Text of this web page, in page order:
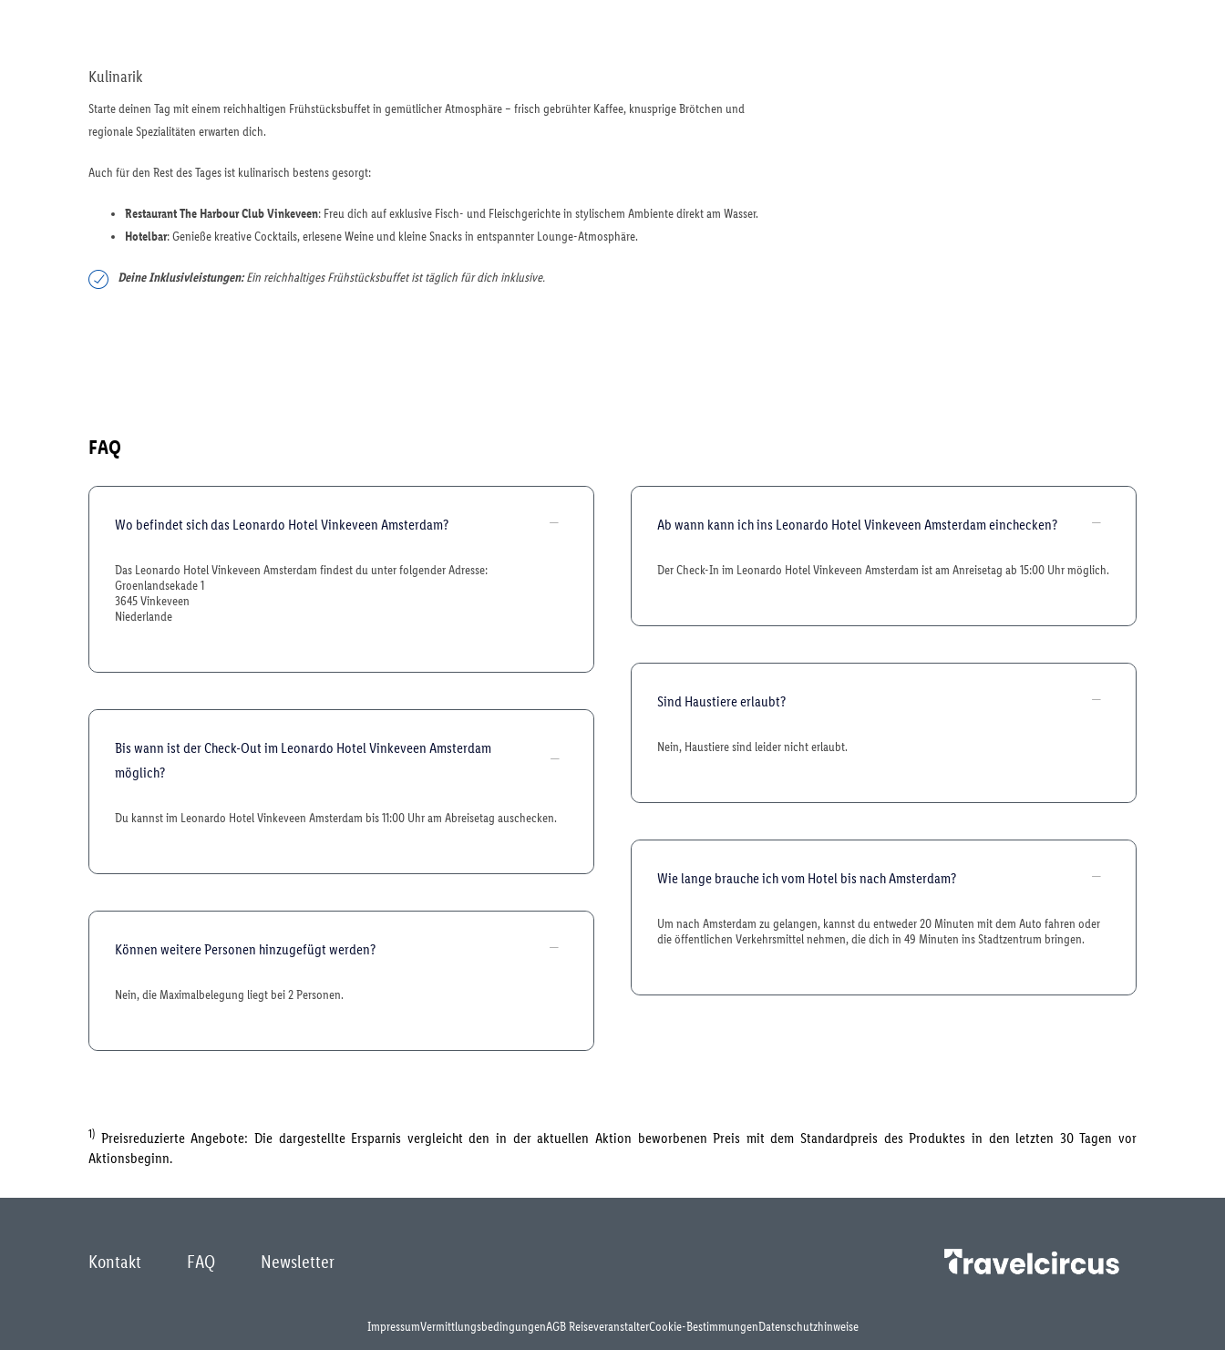
Kulinarik
Starte deinen Tag mit einem reichhaltigen Frühstücksbuffet in gemütlicher Atmosphäre – frisch gebrühter Kaffee, knusprige Brötchen und
regionale Spezialitäten erwarten dich.
Auch für den Rest des Tages ist kulinarisch bestens gesorgt:
Restaurant The Harbour Club Vinkeveen: Freu dich auf exklusive Fisch- und Fleischgerichte in stylischem Ambiente direkt am Wasser.
Hotelbar: Genieße kreative Cocktails, erlesene Weine und kleine Snacks in entspannter Lounge-Atmosphäre.
Deine Inklusivleistungen:Ein reichhaltiges Frühstücksbuffet ist täglich für dich inklusive.
FAQ
Wo befindet sich das Leonardo Hotel Vinkeveen Amsterdam?
Das Leonardo Hotel Vinkeveen Amsterdam findest du unter folgender Adresse:
Groenlandsekade 1
3645 Vinkeveen
Niederlande
Bis wann ist der Check-Out im Leonardo Hotel Vinkeveen Amsterdam
möglich?
Du kannst im Leonardo Hotel Vinkeveen Amsterdam bis 11:00 Uhr am Abreisetag auschecken.
Können weitere Personen hinzugefügt werden?
Nein, die Maximalbelegung liegt bei 2 Personen.
Ab wann kann ich ins Leonardo Hotel Vinkeveen Amsterdam einchecken?
Der Check-In im Leonardo Hotel Vinkeveen Amsterdam ist am Anreisetag ab 15:00 Uhr möglich.
Sind Haustiere erlaubt?
Nein, Haustiere sind leider nicht erlaubt.
Wie lange brauche ich vom Hotel bis nach Amsterdam?
Um nach Amsterdam zu gelangen, kannst du entweder 20 Minuten mit dem Auto fahren oder
die öffentlichen Verkehrsmittel nehmen, die dich in 49 Minuten ins Stadtzentrum bringen.
1) Preisreduzierte Angebote: Die dargestellte Ersparnis vergleicht den in der aktuellen Aktion beworbenen Preis mit dem Standardpreis des Produktes in den letzten 30 Tagen vor
Aktionsbeginn.
Kontakt FAQ Newsletter
ImpressumVermittlungsbedingungenAGB ReiseveranstalterCookie-BestimmungenDatenschutzhinweise